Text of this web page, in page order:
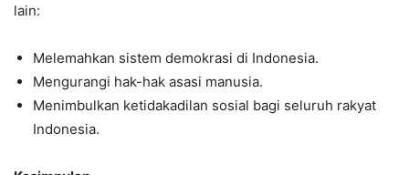
lain:
Melemahkan sistem demokrasi di Indonesia.
Mengurangi hak-hak asasi manusia.
Menimbulkan ketidakadilan sosial bagi seluruh rakyat
Indonesia.